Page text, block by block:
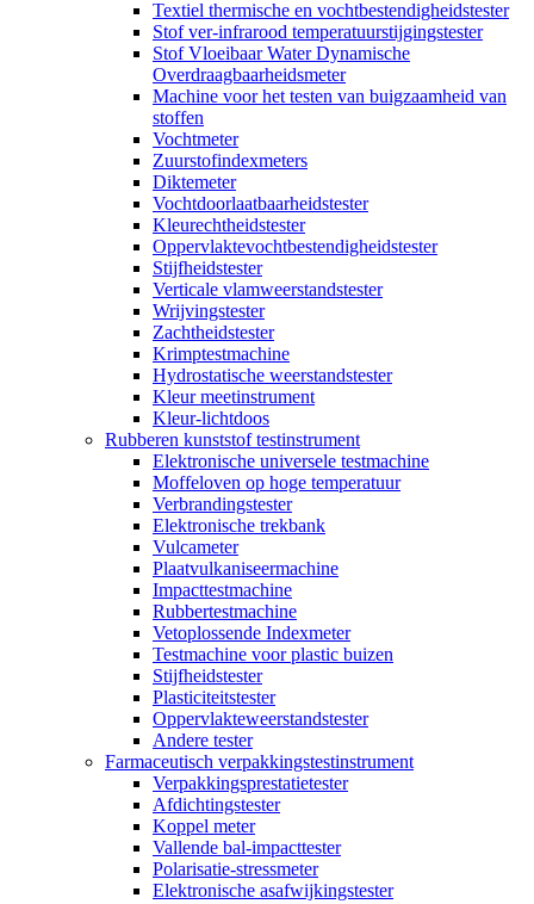
Textiel thermische en vochtbestendigheidstester
Stof ver-infrarood temperatuurstijgingstester
Stof Vloeibaar Water Dynamische
Overdraagbaarheidsmeter
Machine voor het testen van buigzaamheid van
stoffen
Vochtmeter
Zuurstofindexmeters
Diktemeter
Vochtdoorlaatbaarheidstester
Kleurechtheidstester
Oppervlaktevochtbestendigheidstester
Stijfheidstester
Verticale vlamweerstandstester
Wrijvingstester
Zachtheidstester
Krimptestmachine
Hydrostatische weerstandstester
Kleur meetinstrument
Kleur-lichtdoos
Rubberen kunststof testinstrument
Elektronische universele testmachine
Moffeloven op hoge temperatuur
Verbrandingstester
Elektronische trekbank
Vulcameter
Plaatvulkaniseermachine
Impacttestmachine
Rubbertestmachine
Vetoplossende Indexmeter
Testmachine voor plastic buizen
Stijfheidstester
Plasticiteitstester
Oppervlakteweerstandstester
Andere tester
Farmaceutisch verpakkingstestinstrument
Verpakkingsprestatietester
Afdichtingstester
Koppel meter
Vallende bal-impacttester
Polarisatie-stressmeter
Elektronische asafwijkingstester